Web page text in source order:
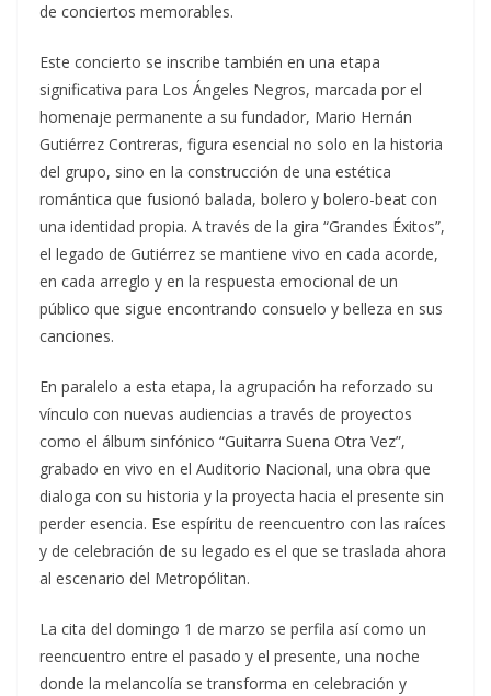
de conciertos memorables.
Este concierto se inscribe también en una etapa
significativa para Los Ángeles Negros, marcada por el
homenaje permanente a su fundador, Mario Hernán
Gutiérrez Contreras, figura esencial no solo en la historia
del grupo, sino en la construcción de una estética
romántica que fusionó balada, bolero y bolero-beat con
una identidad propia. A través de la gira “Grandes Éxitos”,
el legado de Gutiérrez se mantiene vivo en cada acorde,
en cada arreglo y en la respuesta emocional de un
público que sigue encontrando consuelo y belleza en sus
canciones.
En paralelo a esta etapa, la agrupación ha reforzado su
vínculo con nuevas audiencias a través de proyectos
como el álbum sinfónico “Guitarra Suena Otra Vez”,
grabado en vivo en el Auditorio Nacional, una obra que
dialoga con su historia y la proyecta hacia el presente sin
perder esencia. Ese espíritu de reencuentro con las raíces
y de celebración de su legado es el que se traslada ahora
al escenario del Metropólitan.
La cita del domingo 1 de marzo se perfila así como un
reencuentro entre el pasado y el presente, una noche
donde la melancolía se transforma en celebración y